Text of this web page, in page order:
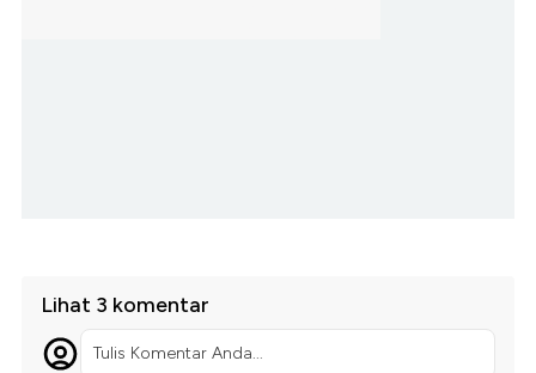
Lihat 3 komentar
Tulis Komentar Anda...